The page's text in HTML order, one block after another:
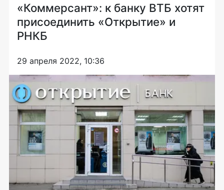
«Коммерсант»: к банку ВТБ хотят
присоединить «Открытие» и
РНКБ
29 апреля 2022, 10:36